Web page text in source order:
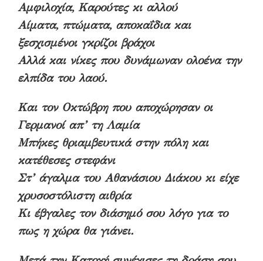
Αμφιλοχία, Καρούτες κι αλλού
Αίματα, πτώματα, αποκαΐδια και
ξεσχισμένοι γκρίζοι βράχοι
Αλλά και νίκες που δυνάμωναν ολοένα την
ελπίδα του λαού.
Και τον Οκτώβρη που αποχώρησαν οι
Γερμανοί απ’ τη Λαμία
Μπήκες θριαμβευτικά στην πόλη και
κατέθεσες στεφάνι
Στ’ άγαλμα του Αθανάσιου Διάκου κι είχε
χρυσοστόλιστη αιθρία
Κι έβγαλες τον διάσημό σου λόγο για το
πως η χώρα θα γιάνει.